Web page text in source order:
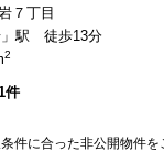
７丁目
」駅 徒歩13分
2
件
件に合った非公開物件を